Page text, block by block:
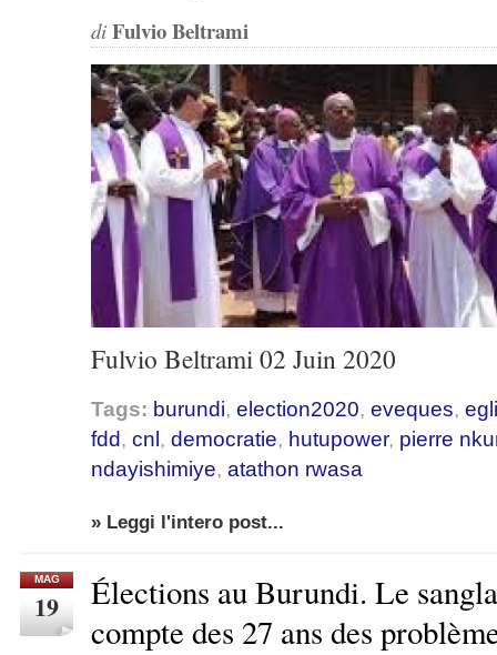
di Fulvio Beltrami
Fulvio Beltrami 02 Juin 2020
Tags: burundi, election2020, eveques,
fdd, cnl , democratie, hutupower, pierre
ndayishimiye, atathon rwasa
» Leggi l'intero post...
MAG
19
Élections au Burundi. Le
compte des 27 ans des